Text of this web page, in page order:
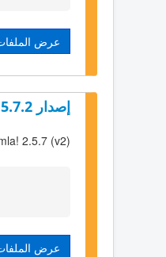
عرض
إصدار 2.5.7.2
2.5.7 (v2)
عرض